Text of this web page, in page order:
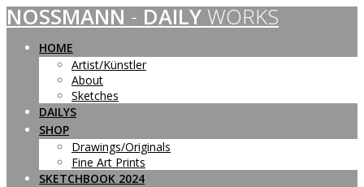
Skip
to
content
NOSSMANN - DAILY WORKS
HOME
Artist/Künstler
About
Sketches
DAILYS
SHOP
Drawings/Originals
Fine Art Prints
SKETCHBOOK 2024